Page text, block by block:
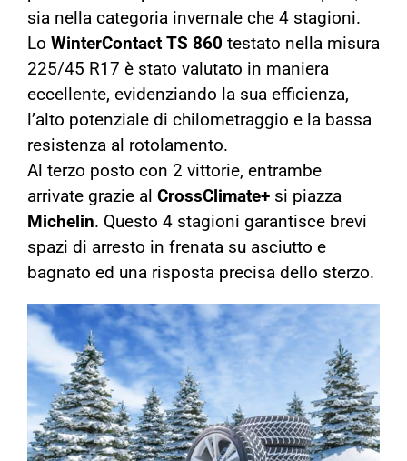
sia nella categoria invernale che 4 stagioni.
Lo WinterContact TS 860 testato nella misura
225/45 R17 è stato valutato in maniera
eccellente, evidenziando la sua efficienza,
l’alto potenziale di chilometraggio e la bassa
resistenza al rotolamento.
Al terzo posto con 2 vittorie, entrambe
arrivate grazie al CrossClimate+ si piazza
Michelin. Questo 4 stagioni garantisce brevi
spazi di arresto in frenata su asciutto e
bagnato ed una risposta precisa dello sterzo.